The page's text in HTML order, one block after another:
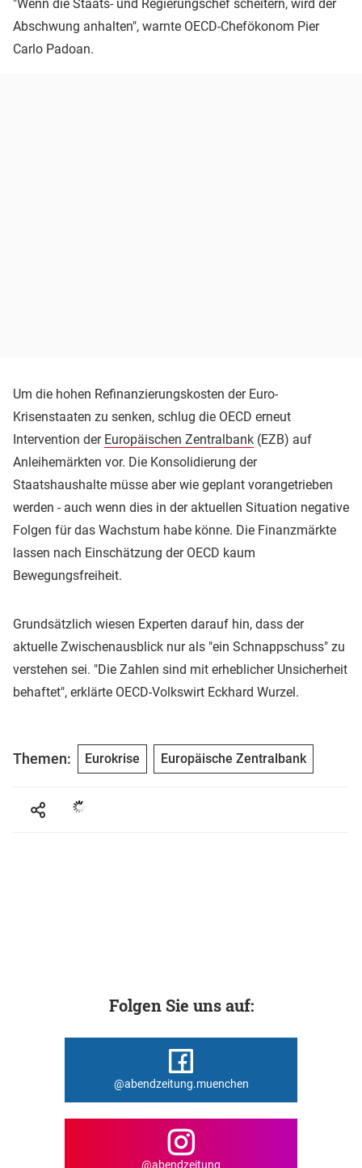
"Wenn die Staats- und Regierungschef scheitern, wird der
Abschwung anhalten", warnte OECD-Chefökonom Pier
Carlo Padoan.
Um die hohen Refinanzierungskosten der Euro-
Krisenstaaten zu senken, schlug die OECD erneut
Intervention der Europäischen Zentralbank (EZB) auf
Anleihemärkten vor. Die Konsolidierung der
Staatshaushalte müsse aber wie geplant vorangetrieben
werden - auch wenn dies in der aktuellen Situation negative
Folgen für das Wachstum habe könne. Die Finanzmärkte
lassen nach Einschätzung der OECD kaum
Bewegungsfreiheit.
Grundsätzlich wiesen Experten darauf hin, dass der
aktuelle Zwischenausblick nur als "ein Schnappschuss" zu
verstehen sei. "Die Zahlen sind mit erheblicher Unsicherheit
behaftet", erklärte OECD-Volkswirt Eckhard Wurzel.
Themen: Eurokrise Europäische Zentralbank
Folgen Sie uns auf:
@abendzeitung.muenchen
@abendzeitung